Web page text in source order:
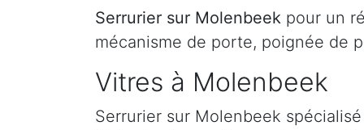
Serrurier sur Molenbeek pour un
mécanisme de porte, poignée de
Vitres à Molenbeek
Serrurier sur Molenbeek